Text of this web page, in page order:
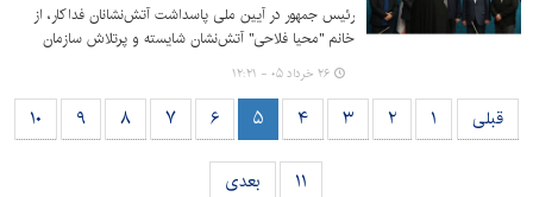
رئیس جمهور در آیین ملی پاسداشت آتش‌نشانان فداکار، از
خانم "محیا فلاحی" آتش‌نشان شایسته و پرتلاش سازمان
آتش‌نشانی و خدمات ایمنی شهرداری کرج تجلیل کرد.
۲۶ خرداد ۰۵ - ۱۲:۲۱
قبلی ۱ ۲ ۳ ۴ ۵ ۶ ۷ ۸ ۹ ۱۰
۱۱ بعدی